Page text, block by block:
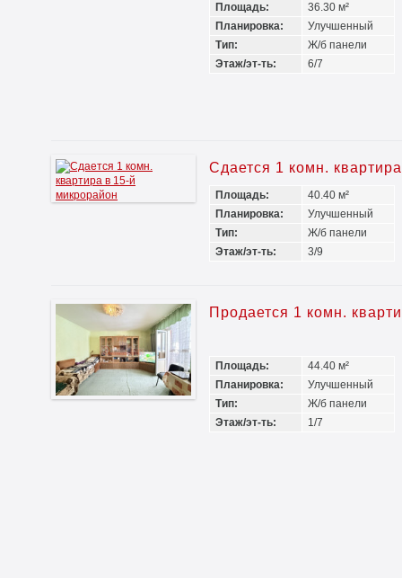
Площадь:
36.30 м²
Планировка:
Улучшенный
Тип:
Ж/б панели
Этаж/эт-ть:
6/7
Сдается 1 комн.
Площадь:
40.40 м²
Планировка:
Улучшенный
Тип:
Ж/б панели
Этаж/эт-ть:
3/9
Продается 1 комн.
Площадь:
44.40 м²
Планировка:
Улучшенный
Тип:
Ж/б панели
Этаж/эт-ть:
1/7